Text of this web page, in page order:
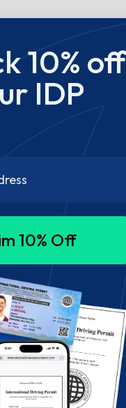
。
10% off
IDP
10% Off